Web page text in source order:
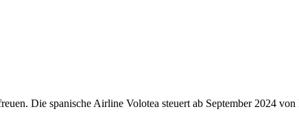
Die spanische Airline Volotea steuert ab September 2024